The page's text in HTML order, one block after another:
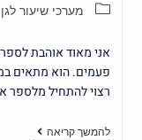
מערכי שיעור לגן
אני מאוד אוהבת
רצוי להתחיל מלספר
להמשך קריאה